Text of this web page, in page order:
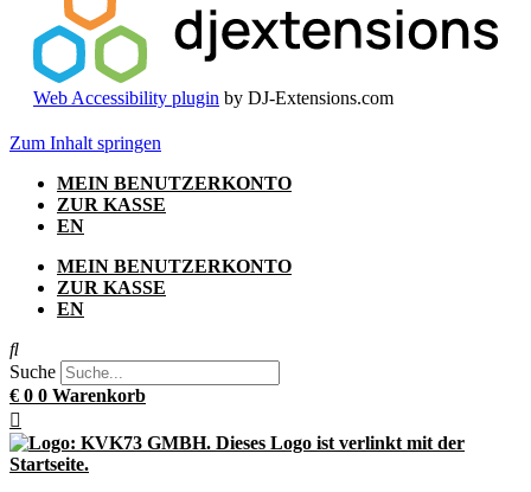
Web Accessibility plugin by DJ-Extensions.com
Zum Inhalt springen
MEIN BENUTZERKONTO
ZUR KASSE
EN
MEIN BENUTZERKONTO
ZUR KASSE
EN
Suche
€ 0 0 Warenkorb